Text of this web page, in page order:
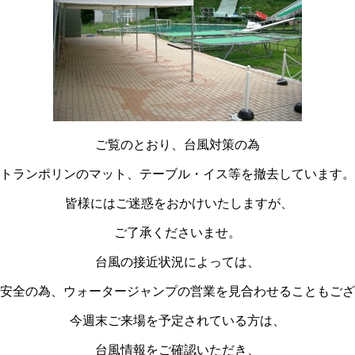
ご覧のとおり、台風対策の為
トランポリンのマット、テーブル・イス等を撤去しています。
皆様にはご迷惑をおかけいたしますが、
ご了承くださいませ。
台風の接近状況によっては、
全の為、ウォータージャンプの営業を見合わせることもご
今週末ご来場を予定されている方は、
台風情報をご確認いただき、